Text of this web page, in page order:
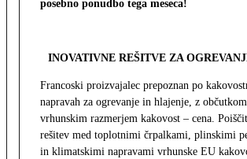
posebno ponudbo tega meseca!
INOVATIVNE REŠITVE ZA
Francoski proizvajalec prepoznan po
napravah za ogrevanje in hlajenje, z občutkom
vrhunskim razmerjem kakovost – cena.
rešitev med toplotnimi črpalkami, plinskimi
in klimatskimi napravami vrhunske EU